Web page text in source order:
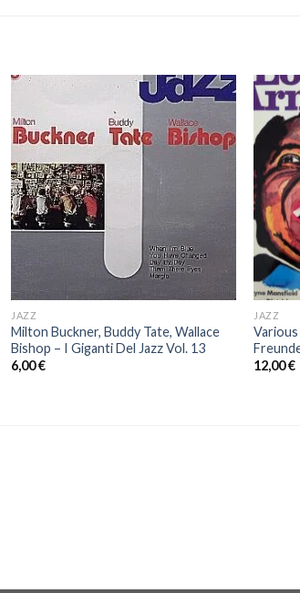
JAZZ
Milton Buckner, Buddy Tate, Wallace
Bishop ‎– I Giganti Del Jazz Vol. 13
6,00€
JAZZ
12,00€